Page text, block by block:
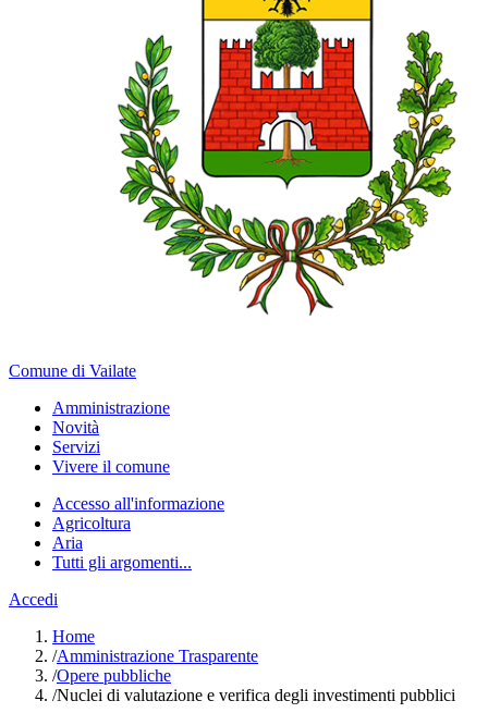
Comune di Vailate
Amministrazione
Novità
Servizi
Vivere il comune
Accesso all'informazione
Agricoltura
Aria
Tutti gli argomenti...
Accedi
Home
/Amministrazione Trasparente
/Opere pubbliche
/Nuclei di valutazione e verifica degli investimenti pubblici